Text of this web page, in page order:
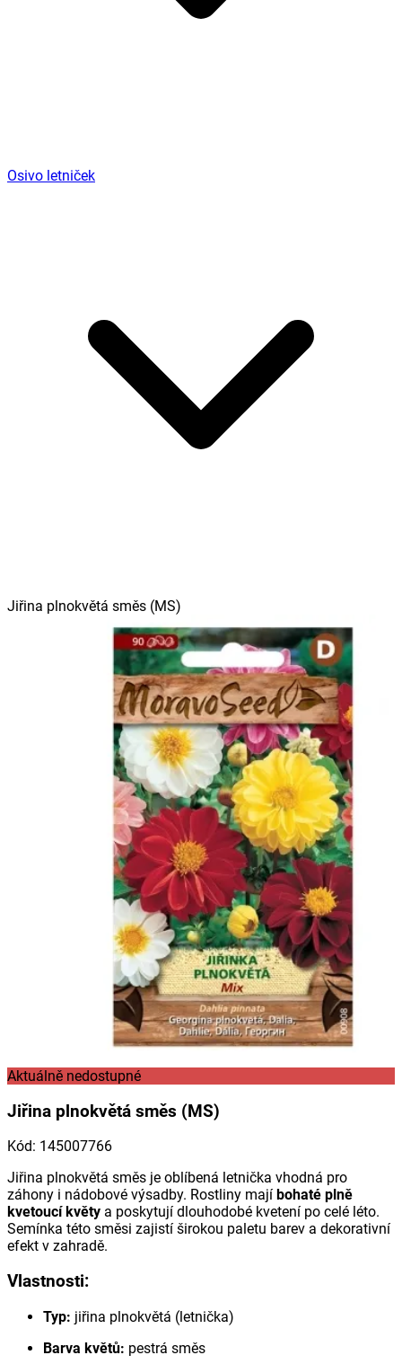
Osivo letniček
Jiřina plnokvětá směs (MS)
Aktuálně nedostupné
Jiřina plnokvětá směs (MS)
Kód: 145007766
Jiřina plnokvětá směs je oblíbená letnička vhodná pro
záhony i nádobové výsadby. Rostliny mají bohaté plně
kvetoucí květy a poskytují dlouhodobé kvetení po celé léto.
Semínka této směsi zajistí širokou paletu barev a dekorativní
efekt v zahradě.
Vlastnosti:
Typ: jiřina plnokvětá (letnička)
Barva květů: pestrá směs